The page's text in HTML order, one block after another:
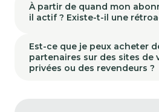
À partir de quand mon
il actif ? Existe-t-il une
Est-ce que je peux acheter
partenaires sur des sites de
privées ou des revendeurs ?